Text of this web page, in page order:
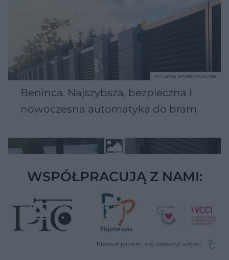
Beninca. Najszybsza, bezpieczna i
nowoczesna automatyka do bram
MATERIAŁ SPONSOROWANY
WSPÓŁPRACUJĄ Z NAMI: